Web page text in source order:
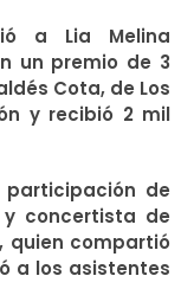
a Lia Melina
un premio de 3
Cota, de Los
y recibió 2 mil
de
y concertista de
quien compartió
a los asistentes